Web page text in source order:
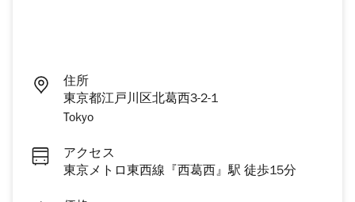
住所
東京都江戸川区北葛西3-2-1
Tokyo
アクセス
東京メトロ東西線『西葛西』駅 徒歩15分